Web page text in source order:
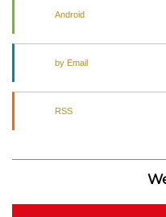
Android
by Email
RSS